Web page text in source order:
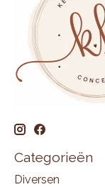
Categorieën
Diversen